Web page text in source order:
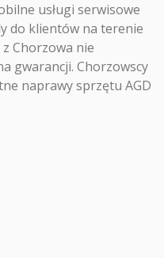
usługi serwisowe
do klientów na terenie
Chorzowa nie
gwarancji. Chorzowscy
naprawy sprzętu AGD